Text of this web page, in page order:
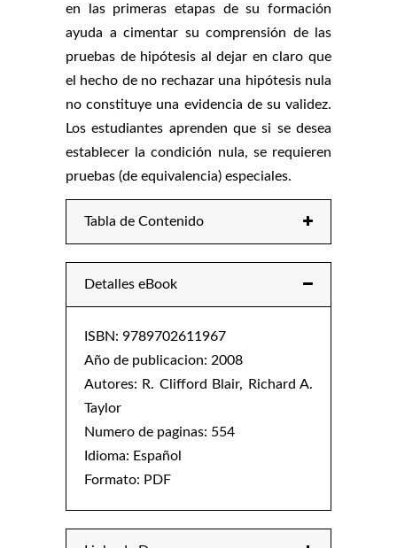
en las primeras etapas de su formación
ayuda a cimentar su comprensión de las
pruebas de hipótesis al dejar en claro que
el hecho de no rechazar una hipótesis nula
no constituye una evidencia de su validez.
Los estudiantes aprenden que si se desea
establecer la condición nula, se requieren
pruebas (de equivalencia) especiales.
Tabla de Contenido
Detalles eBook
ISBN: 9789702611967
Año de publicacion: 2008
Autores: R. Clifford Blair, Richard A.
Taylor
Numero de paginas: 554
Idioma: Español
Formato: PDF